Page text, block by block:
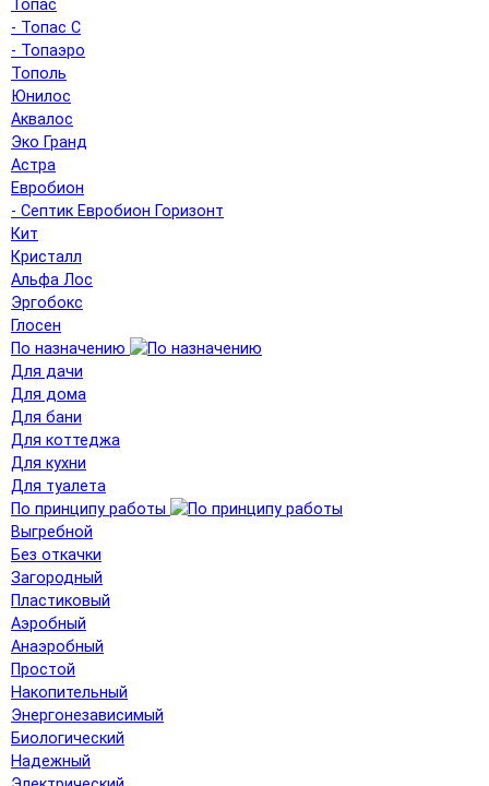
Топас
- Топас С
- Топаэро
Тополь
Юнилос
Аквалос
Эко Гранд
Астра
Евробион
- Септик Евробион Горизонт
Кит
Кристалл
Альфа Лос
Эргобокс
Глосен
По назначению
Для дачи
Для дома
Для бани
Для коттеджа
Для кухни
Для туалета
По принципу работы
Выгребной
Без откачки
Загородный
Пластиковый
Аэробный
Анаэробный
Простой
Накопительный
Энергонезависимый
Биологический
Надежный